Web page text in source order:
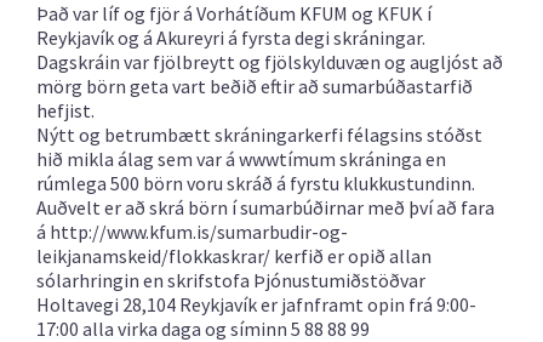
Það var líf og fjör á Vorhátíðum KFUM og KFUK í
Reykjavík og á Akureyri á fyrsta degi skráningar.
Dagskráin var fjölbreytt og fjölskylduvæn og augljóst að
mörg börn geta vart beðið eftir að sumarbúðastarfið
hefjist.
Nýtt og betrumbætt skráningarkerfi félagsins stóðst
hið mikla álag sem var á wwwtímum skráninga en
rúmlega 500 börn voru skráð á fyrstu klukkustundinn.
Auðvelt er að skrá börn í sumarbúðirnar með því að fara
á http://www.kfum.is/sumarbudir-og-
leikjanamskeid/flokkaskrar/ kerfið er opið allan
sólarhringin en skrifstofa Þjónustumiðstöðvar
Holtavegi 28,104 Reykjavík er jafnframt opin frá 9:00-
17:00 alla virka daga og síminn 5 88 88 99